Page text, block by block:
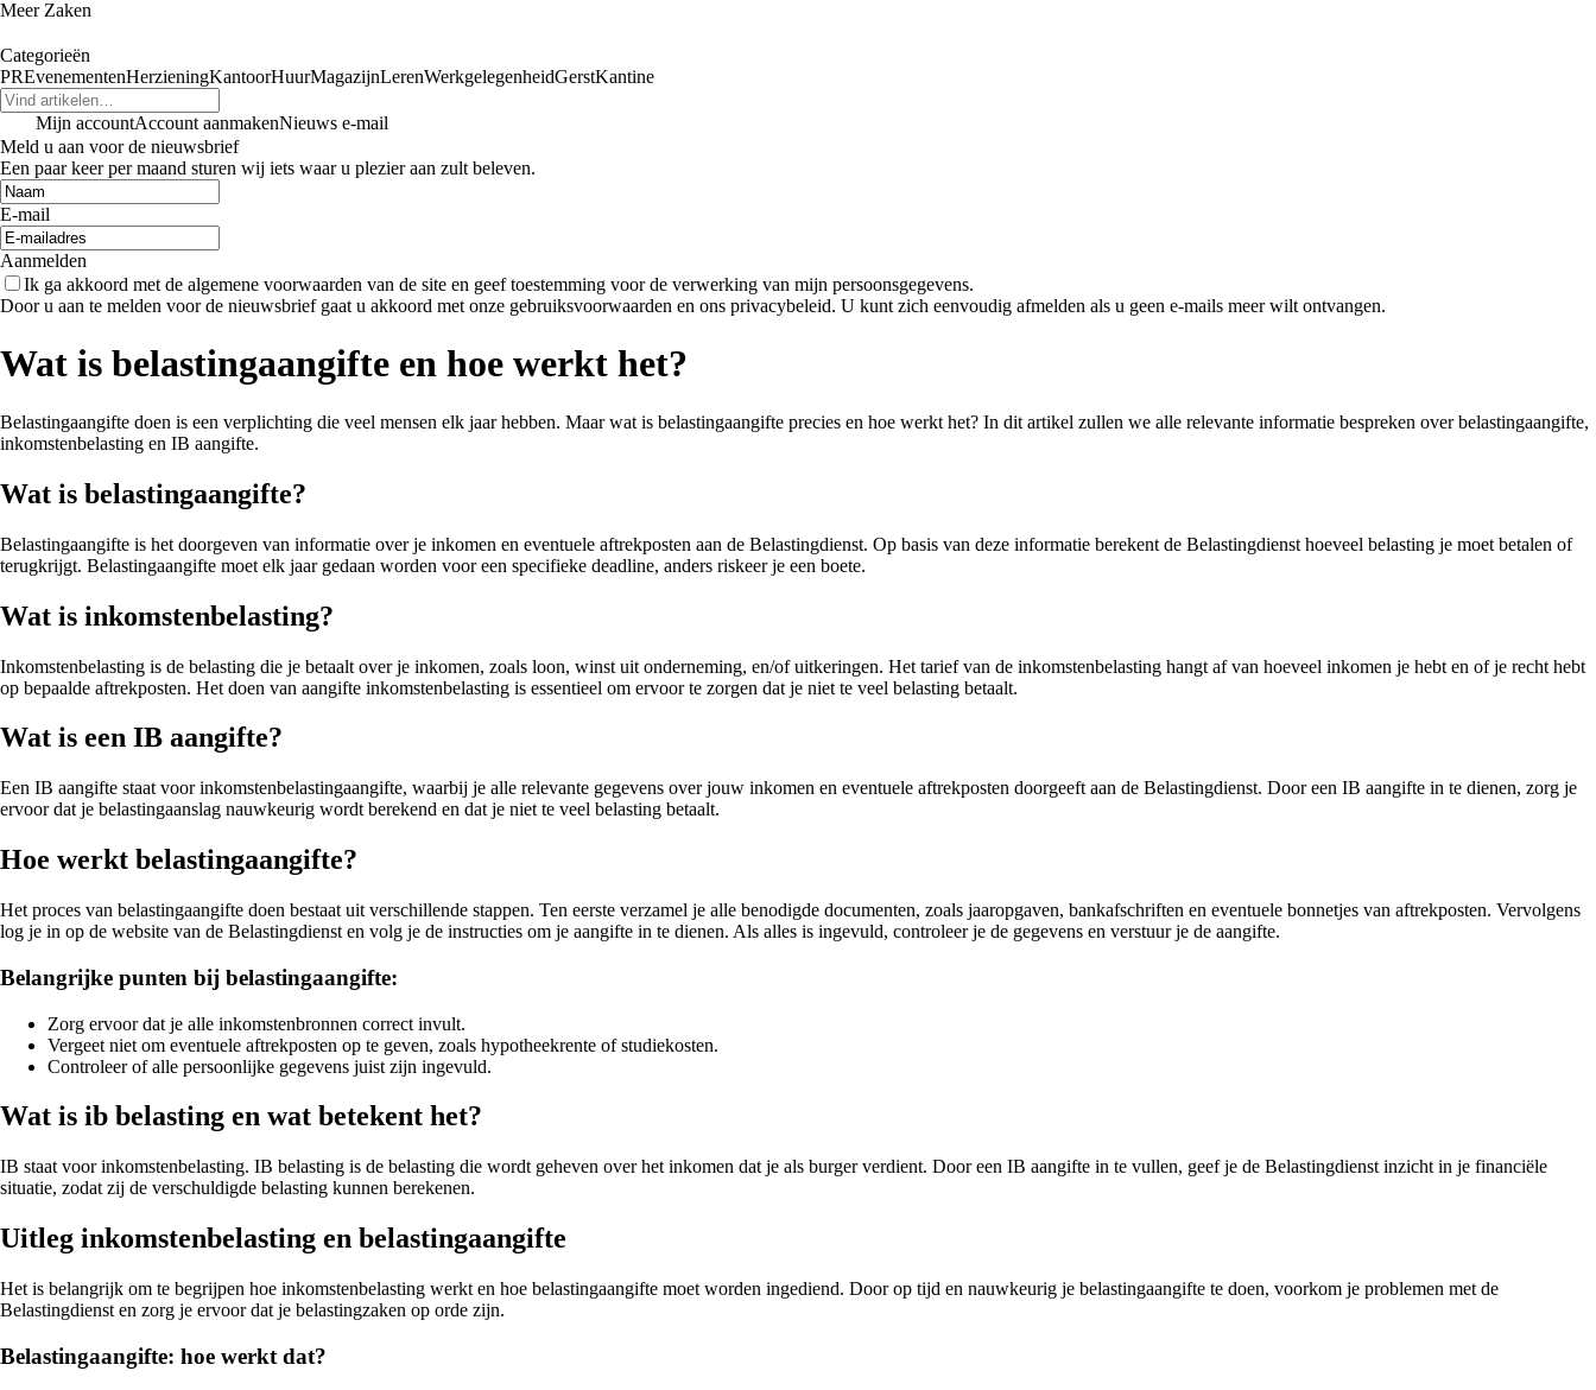
Meer Zaken
Categorieën
PREvenementenHerzieningKantoorHuurMagazijnLerenWerkgelegenheidGerstKantine
Mijn accountAccount aanmakenNieuws e-mail
Meld u aan voor de nieuwsbrief
Een paar keer per maand sturen wij iets waar u plezier aan zult beleven.
E-mail
Aanmelden
Ik ga akkoord met de algemene voorwaarden van de site en geef toestemming voor de verwerking van mijn persoonsgegevens.
Door u aan te melden voor de nieuwsbrief gaat u akkoord met onze gebruiksvoorwaarden en ons privacybeleid. U kunt zich eenvoudig afmelden als u geen e-mails meer wilt ontvangen.
Wat is belastingaangifte en hoe werkt het?
Belastingaangifte doen is een verplichting die veel mensen elk jaar hebben. Maar wat is belastingaangifte precies en hoe werkt het? In dit artikel zullen we alle relevante informatie bespreken over belastingaangifte,
inkomstenbelasting en IB aangifte.
Wat is belastingaangifte?
Belastingaangifte is het doorgeven van informatie over je inkomen en eventuele aftrekposten aan de Belastingdienst. Op basis van deze informatie berekent de Belastingdienst hoeveel belasting je moet betalen of
terugkrijgt. Belastingaangifte moet elk jaar gedaan worden voor een specifieke deadline, anders riskeer je een boete.
Wat is inkomstenbelasting?
Inkomstenbelasting is de belasting die je betaalt over je inkomen, zoals loon, winst uit onderneming, en/of uitkeringen. Het tarief van de inkomstenbelasting hangt af van hoeveel inkomen je hebt en of je recht hebt
op bepaalde aftrekposten. Het doen van aangifte inkomstenbelasting is essentieel om ervoor te zorgen dat je niet te veel belasting betaalt.
Wat is een IB aangifte?
Een IB aangifte staat voor inkomstenbelastingaangifte, waarbij je alle relevante gegevens over jouw inkomen en eventuele aftrekposten doorgeeft aan de Belastingdienst. Door een IB aangifte in te dienen, zorg je
ervoor dat je belastingaanslag nauwkeurig wordt berekend en dat je niet te veel belasting betaalt.
Hoe werkt belastingaangifte?
Het proces van belastingaangifte doen bestaat uit verschillende stappen. Ten eerste verzamel je alle benodigde documenten, zoals jaaropgaven, bankafschriften en eventuele bonnetjes van aftrekposten. Vervolgens
log je in op de website van de Belastingdienst en volg je de instructies om je aangifte in te dienen. Als alles is ingevuld, controleer je de gegevens en verstuur je de aangifte.
Belangrijke punten bij belastingaangifte:
Zorg ervoor dat je alle inkomstenbronnen correct invult.
Vergeet niet om eventuele aftrekposten op te geven, zoals hypotheekrente of studiekosten.
Controleer of alle persoonlijke gegevens juist zijn ingevuld.
Wat is ib belasting en wat betekent het?
IB staat voor inkomstenbelasting. IB belasting is de belasting die wordt geheven over het inkomen dat je als burger verdient. Door een IB aangifte in te vullen, geef je de Belastingdienst inzicht in je financiële
situatie, zodat zij de verschuldigde belasting kunnen berekenen.
Uitleg inkomstenbelasting en belastingaangifte
Het is belangrijk om te begrijpen hoe inkomstenbelasting werkt en hoe belastingaangifte moet worden ingediend. Door op tijd en nauwkeurig je belastingaangifte te doen, voorkom je problemen met de
Belastingdienst en zorg je ervoor dat je belastingzaken op orde zijn.
Belastingaangifte: hoe werkt dat?